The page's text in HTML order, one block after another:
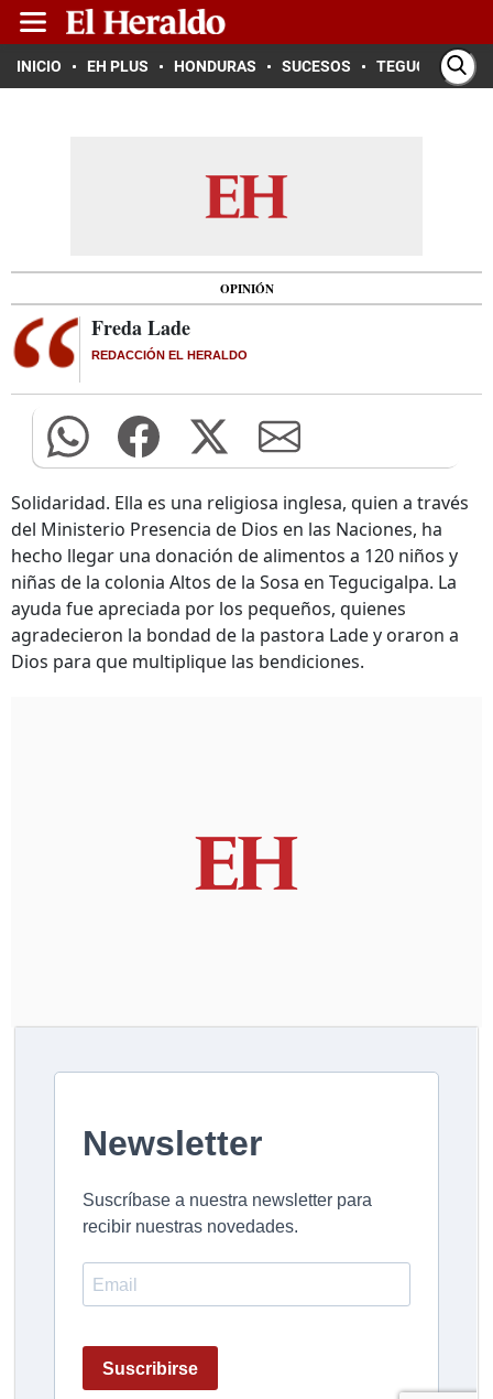
INICIO EH PLUS HONDURAS SUCESOS TEGUCIGALPA
OPINIÓN
Freda Lade
REDACCIÓN EL HERALDO
Solidaridad. Ella es una religiosa inglesa, quien a través
del Ministerio Presencia de Dios en las Naciones, ha
hecho llegar una donación de alimentos a 120 niños y
niñas de la colonia Altos de la Sosa en Tegucigalpa. La
ayuda fue apreciada por los pequeños, quienes
agradecieron la bondad de la pastora Lade y oraron a
Dios para que multiplique las bendiciones.